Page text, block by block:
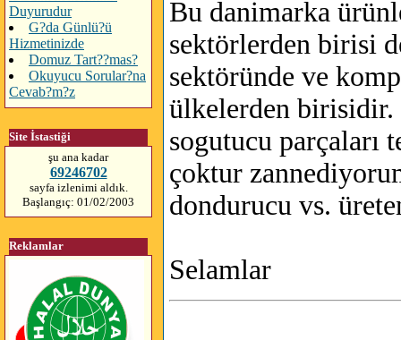
Duyurudur
G?da Günlü?ü
Hizmetinizde
Domuz Tart??mas?
Okuyucu Sorular?na
Cevab?m?z
Site İstastiği
şu ana kadar
69246702
sayfa izlenimi aldık.
Başlangıç: 01/02/2003
Reklamlar
Bu danimarka
sektörlerden birisi
sektöründe ve
ülkelerden birisidir.
sogutucu parçaları
çoktur
dondurucu vs.
Selamlar